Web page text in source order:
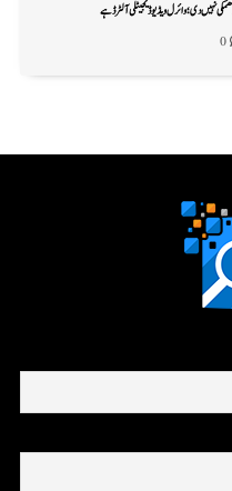
نہیں دی؛ وائرل ویڈیو ڈیجیٹلی آلٹرڈ ہے
0